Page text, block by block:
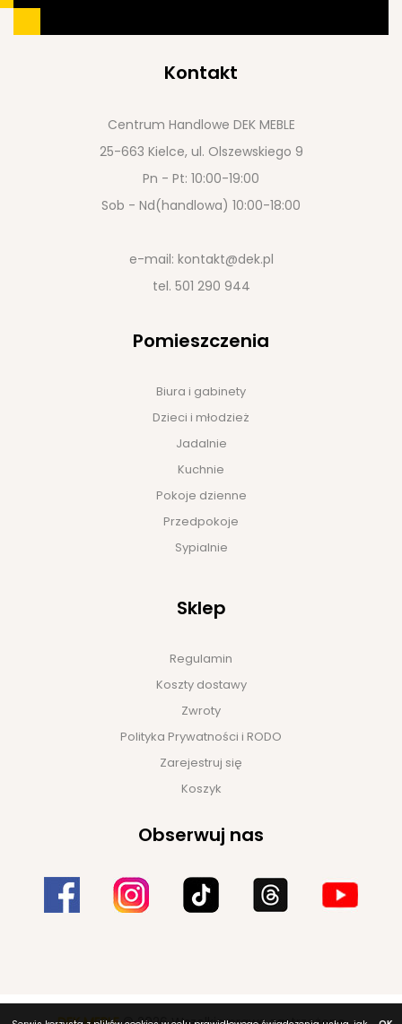
Kontakt
Centrum Handlowe DEK MEBLE
25-663 Kielce, ul. Olszewskiego 9
Pn - Pt: 10:00-19:00
Sob - Nd(handlowa) 10:00-18:00
e-mail: kontakt@dek.pl
tel. 501 290 944
Pomieszczenia
Biura i gabinety
Dzieci i młodzież
Jadalnie
Kuchnie
Pokoje dzienne
Przedpokoje
Sypialnie
Sklep
Regulamin
Koszty dostawy
Zwroty
Polityka Prywatności i RODO
Zarejestruj się
Koszyk
Obserwuj nas